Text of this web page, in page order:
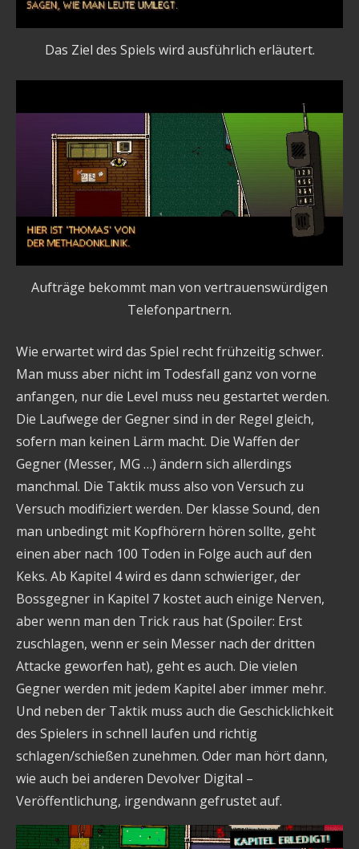
Das Ziel des Spiels wird ausführlich erläutert.
Aufträge bekommt man von vertrauenswürdigen
Telefonpartnern.
Wie erwartet wird das Spiel recht frühzeitig schwer.
Man muss aber nicht im Todesfall ganz von vorne
anfangen, nur die Level muss neu gestartet werden.
Die Laufwege der Gegner sind in der Regel gleich,
sofern man keinen Lärm macht. Die Waffen der
Gegner (Messer, MG …) ändern sich allerdings
manchmal. Die Taktik muss also von Versuch zu
Versuch modifiziert werden. Der klasse Sound, den
man unbedingt mit Kopfhörern hören sollte, geht
einen aber nach 100 Toden in Folge auch auf den
Keks. Ab Kapitel 4 wird es dann schwieriger, der
Bossgegner in Kapitel 7 kostet auch einige Nerven,
aber wenn man den Trick raus hat (Spoiler: Erst
zuschlagen, wenn er sein Messer nach der dritten
Attacke geworfen hat), geht es auch. Die vielen
Gegner werden mit jedem Kapitel aber immer mehr.
Und neben der Taktik muss auch die Geschicklichkeit
des Spielers in schnell laufen und richtig
schlagen/schießen zunehmen. Oder man hört dann,
wie auch bei anderen Devolver Digital –
Veröffentlichung, irgendwann gefrustet auf.